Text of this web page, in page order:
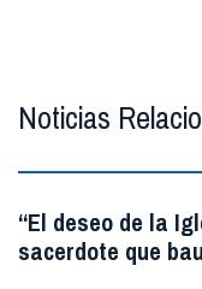
Noticias
“El deseo de la
sacerdote que